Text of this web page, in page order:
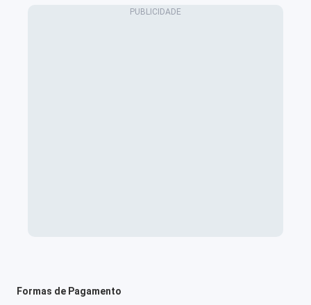
Formas de Pagamento